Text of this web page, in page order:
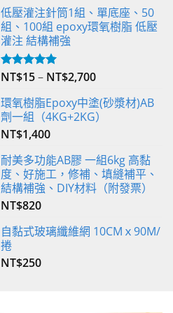
低壓灌注針筒1組、單底座、50
組、100組 epoxy環氧樹脂 低壓
灌注 結構補強
評分5.00
NT$15– NT$2,700
環氧樹脂Epoxy中塗(砂漿材)AB
劑一組（4KG+2KG）
NT$1,400
耐美多功能AB膠 一組6kg 高黏
度、好施工，修補、填縫補平、
結構補強、DIY材料（附發票）
NT$820
自黏式玻璃纖維網 10CMｘ90M/
捲
NT$250